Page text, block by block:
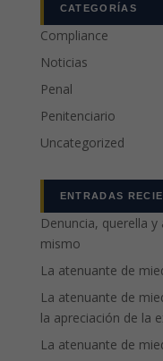
CATEGORÍAS
Compliance
Noticias
Penal
Penitenciario
Uncategorized
ENTRADAS
Denuncia, querella
mismo
La atenuante de
La atenuante de
la apreciación de la
La atenuante de